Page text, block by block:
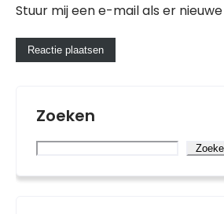
Stuur mij een e-mail als er
Zoeken